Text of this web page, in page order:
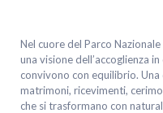
Nel cuore del Parco
una visione dell’accoglienza
convivono con equilibrio.
matrimoni, ricevimenti,
che si trasformano con